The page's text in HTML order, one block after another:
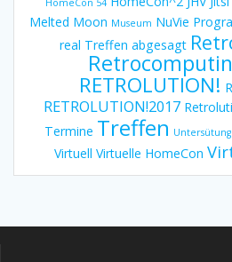
Melted Moon Museum NuVie
real Treffen abgesagt
RETROLUTION!
RETROLUTION!2017
Termine Treffen Untersütung
Virtuell Virtuelle HomeCon